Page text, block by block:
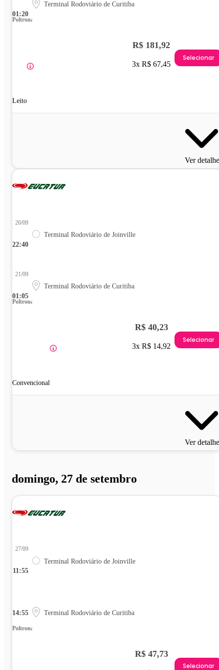
01:20
Terminal Rodoviário de Curitiba
Poltrona
Leito
R$ 181,92
3x R$ 67,45
Selecionar
Ver
22:40
20/09
Terminal Rodoviário de Joinville
01:05
21/09
Terminal Rodoviário de Curitiba
Poltrona
Convencional
R$ 40,23
3x R$ 14,92
Selecionar
Ver
domingo, 27 de setembro
11:55
27/09
Terminal Rodoviário de Joinville
14:55 Terminal Rodoviário de Curitiba
Poltrona
R$ 47,73
Selecionar